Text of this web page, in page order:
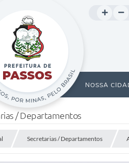
NOSSA
/ Departamentos
Secretarias / Departamentos